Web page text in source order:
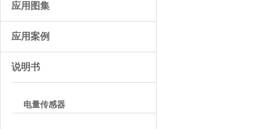
应用图集
应用案例
说明书
电量传感器